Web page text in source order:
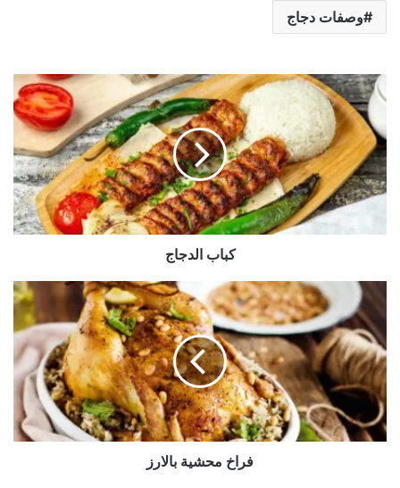
وصفات دجاج
ب
ب
ا
ل
د
ا
كباب الدجاج
خ
م
ح
ش
ي
ة
فراخ محشية بالارز